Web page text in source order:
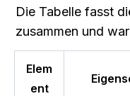
Die Tabelle fasst
zusammen und
Elem
ent